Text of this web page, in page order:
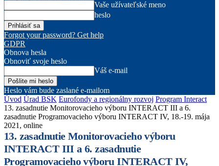
Vaše užívateľské meno
heslo
Forgot your password? Get help
GDPR
Obnova hesla
Obnoviť svoje heslo
Váš e-mail
Heslo vám bude zaslané e-mailom
Úvod Úrad BSK Eurofondy a regionálny rozvoj Program Interact
13. zasadnutie Monitorovacieho výboru INTERACT III a 6.
zasadnutie Programovacieho výboru INTERACT IV, 18.-19. mája
2021, online
13. zasadnutie Monitorovacieho výboru
INTERACT III a 6. zasadnutie
Programovacieho výboru INTERACT IV,